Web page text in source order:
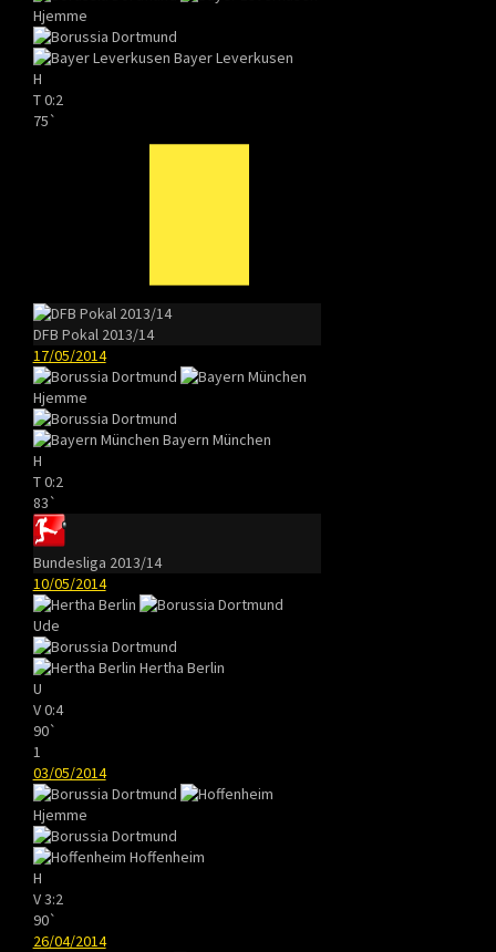
Hjemme
Bayer Leverkusen
H
T0:2
75`
DFB Pokal 2013/14
17/05/2014
Hjemme
Bayern München
H
T0:2
83`
Bundesliga 2013/14
10/05/2014
Ude
Hertha Berlin
U
V0:4
90`
1
03/05/2014
Hjemme
Hoffenheim
H
V3:2
90`
26/04/2014